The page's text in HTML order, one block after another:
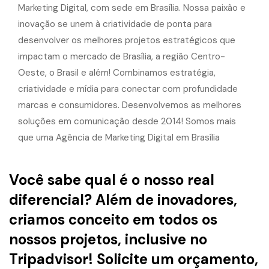
Você sabe qual é o nosso real
diferencial? Além de inovadores,
criamos conceito em todos os
nossos projetos, inclusive no
Tripadvisor! Solicite um orçamento,